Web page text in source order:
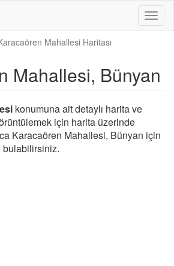
Mahallesi Haritası
Mahallesi, Bünyan
konumuna ait detaylı harita ve
için harita üzerinde
Karacaören Mahallesi, Bünyan için